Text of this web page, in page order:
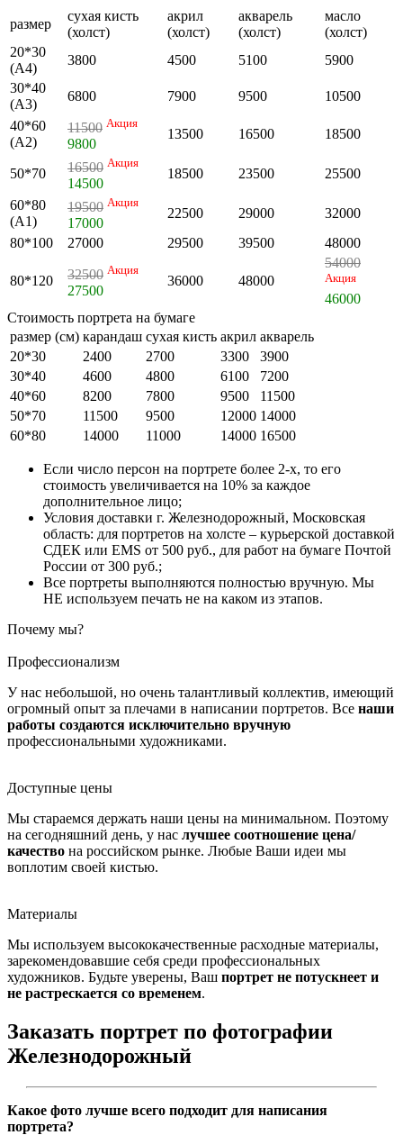
размер
сухая кисть
(холст)
акрил
(холст)
акварель
(холст)
масло
(холст)
20*30
(А4)
3800 4500 5100
5900
30*40
(А3)
6800 7900 9500
10500
40*60
(А2)
11500 Акция
9800
13500 16500 18500
50*70 16500 Акция
14500
18500 23500 25500
60*80
(А1)
19500 Акция
17000
22500 29000
32000
80*100
27000 29500 39500 48000
80*120 32500 Акция
27500
36000 48000
54000
Акция
46000
Стоимость портрета на бумаге
размер (см) карандаш сухая кисть акрил акварель
20*30
2400 2700 3300
3900
30*40
4600 4800 6100
7200
40*60
8200 7800 9500
11500
50*70
11500 9500 12000 14000
60*80
14000 11000 14000 16500
Если число персон на портрете более 2-х, то его
стоимость увеличивается на 10% за каждое
дополнительное лицо;
Условия доставки г. Железнодорожный, Московская
область: для портретов на холсте – курьерской доставкой
СДЕК или EMS от 500 руб., для работ на бумаге Почтой
России от 300 руб.;
Все портреты выполняются полностью вручную. Мы
НЕ используем печать не на каком из этапов.
Почему мы?
Профессионализм
У нас небольшой, но очень талантливый коллектив, имеющий
огромный опыт за плечами в написании портретов. Все наши
работы создаются исключительно вручную
профессиональными художниками.
Доступные цены
Мы стараемся держать наши цены на минимальном. Поэтому
на сегодняшний день, у нас лучшее соотношение цена/
качество на российском рынке. Любые Ваши идеи мы
воплотим своей кистью.
Материалы
Мы используем высококачественные расходные материалы,
зарекомендовавшие себя среди профессиональных
художников. Будьте уверены, Ваш портрет не потускнеет и
не растрескается со временем.
Заказать портрет по фотографии
Железнодорожный
Какое фото лучше всего подходит для написания
портрета?